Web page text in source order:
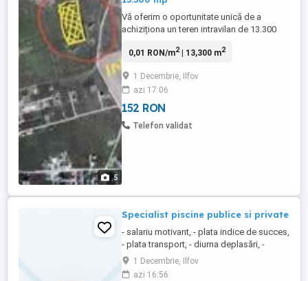
5
Vă oferim o oportunitate unică de a
achiziționa un teren intravilan de 13.300
excelentă pentru a se amenaja o parcare
teren are in apropiere toate utilitățile
necesare. Această locație este ideală
pentru companiile care ...
0,01 RON/m2| 13,300 m2
1 Decembrie, Ilfov
azi 17:06
152 RON
Telefon validat
Specialist piscine publice si private
- salariu motivant, - plata indice de succes,
- plata transport, - diurna deplasări, -
respectarea sarbatorilor legale
1 Decembrie, Ilfov
azi 16:56